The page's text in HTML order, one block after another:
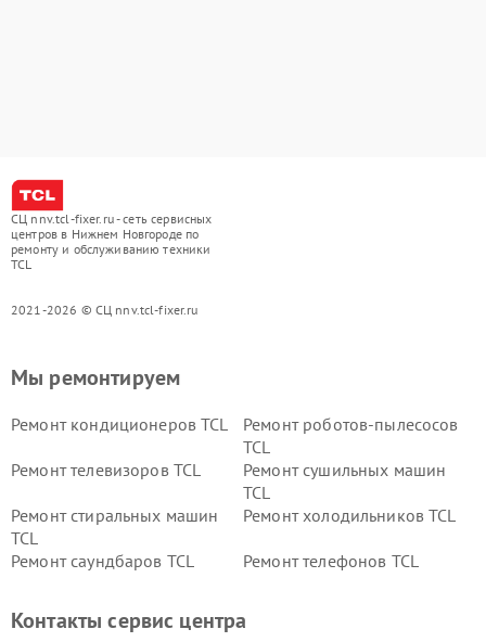
СЦ nnv.tcl-fixer.ru - сеть сервисных
центров в Нижнем Новгороде по
ремонту и обслуживанию техники
TCL
2021-2026 © СЦ nnv.tcl-fixer.ru
Мы ремонтируем
Ремонт кондиционеров TCL
Ремонт роботов-пылесосов
TCL
Ремонт телевизоров TCL
Ремонт сушильных машин
TCL
Ремонт стиральных машин
TCL
Ремонт холодильников TCL
Ремонт саундбаров TCL Ремонт телефонов TCL
Контакты сервис центра